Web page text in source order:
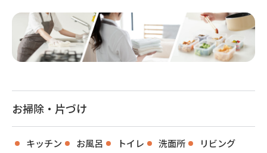
お掃除・片づけ
キッチン お風呂 トイレ 洗面所
リビング